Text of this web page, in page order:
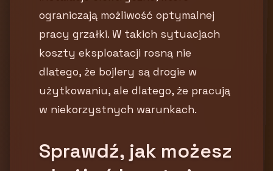
ograniczają możliwość optymalnej
pracy grzałki. W takich sytuacjach
koszty eksploatacji rosną nie
dlatego, że bojlery są drogie w
użytkowaniu, ale dlatego, że pracują
w niekorzystnych warunkach.
Sprawdź, jak możesz